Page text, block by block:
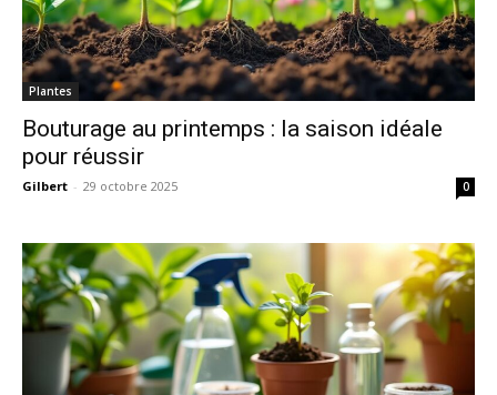
Plantes
Bouturage au printemps : la saison idéale
pour réussir
Gilbert - 29 octobre 2025 0